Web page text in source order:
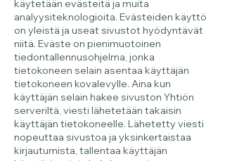
käytetään evästeitä ja muita
analyysiteknologioita. Evästeiden käyttö
on yleistä ja useat sivustot hyödyntävät
niitä. Eväste on pienimuotoinen
tiedontallennusohjelma, jonka
tietokoneen selain asentaa käyttäjän
tietokoneen kovalevylle. Aina kun
käyttäjän selain hakee sivuston Yhtiön
serveriltä, viesti lähetetään takaisin
käyttäjän tietokoneelle. Lähetetty viesti
nopeuttaa sivustoa ja yksinkertaistaa
kirjautumista, tallentaa käyttäjän